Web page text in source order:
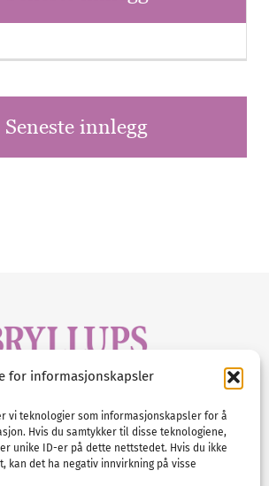
for informasjonskapsler
vi teknologier som informasjonskapsler for å
Hvis du samtykker til disse teknologiene,
unike ID-er på dette nettstedet. Hvis du ikke
det ha negativ innvirkning på visse
Seneste innlegg
:info@nordicbridalmedia.com
Norge
rights reserved.
NO911740648